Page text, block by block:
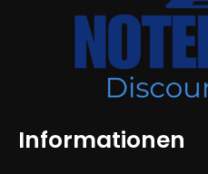
Informationen